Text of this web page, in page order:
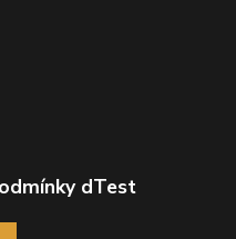
dTest